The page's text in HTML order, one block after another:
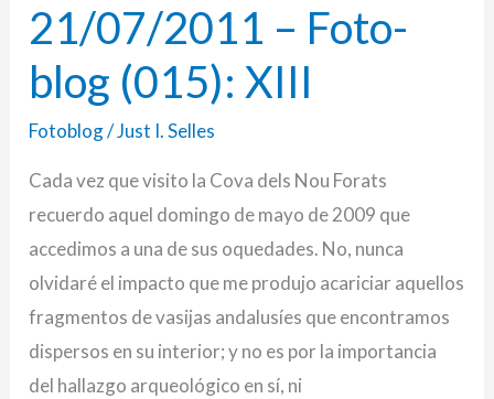
21/07/2011 – Foto-
blog (015): XIII
Fotoblog/Just I. Selles
Cada vez que visito la Cova dels Nou Forats
recuerdo aquel domingo de mayo de 2009 que
accedimos a una de sus oquedades. No, nunca
olvidaré el impacto que me produjo acariciar aquellos
fragmentos de vasijas andalusíes que encontramos
dispersos en su interior; y no es por la importancia
del hallazgo arqueológico en sí, ni
21/07/2011
–
Foto-
blog
XIII